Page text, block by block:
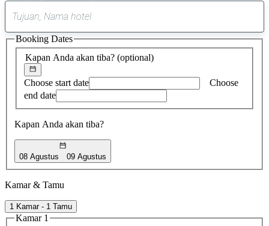
saran
ditemukan
Kapan Anda akan tiba? (optional)
Choose start date
Choose
end date
Kapan Anda akan tiba?
08 Agustus 09 Agustus
Booking Dates
Kamar & Tamu
1 Kamar - 1 Tamu
Kamar 1